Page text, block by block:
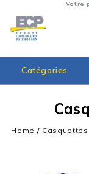
Votre
Catégories
Home /